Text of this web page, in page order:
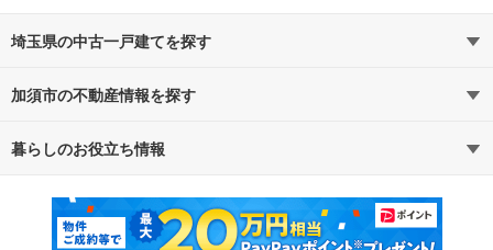
埼玉県の中古一戸建てを探す
路線・駅から探す
通勤・通学時間から探す
加須市の不動産情報を探す
不動産・住宅
新築マンション 中古マンション
暮らしのお役立ち情報
マンションカタログ 教えて！住まいの先生